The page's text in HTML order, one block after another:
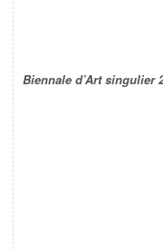
Biennale d’Art singulier